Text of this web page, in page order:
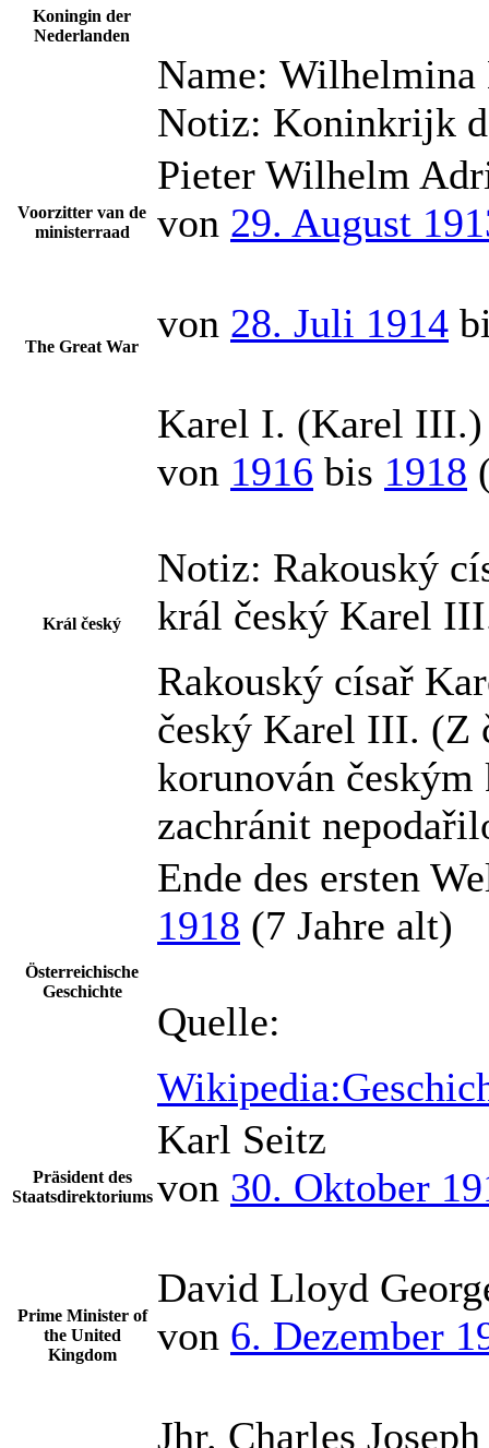
Koningin der
Nederlanden
Name: Wilhelmina
Notiz: Koninkrijk
Voorzitter van de
ministerraad
Pieter Wilhelm
von 29. August
The Great War
von 28. Juli 1914
Král český
Karel I. (Karel III.)
von 1916 bis 1918
Notiz: Rakouský
král český Karel
Rakouský císař
český Karel III. (Z
korunován
zachránit
Österreichische
Geschichte
Ende des ersten
1918 (7 Jahre alt)
Quelle:
Präsident des
Staatsdirektoriums
Karl Seitz
von 30. Oktober
Prime Minister of
the United
Kingdom
David Lloyd
von 6. Dezember
Jhr. Charles